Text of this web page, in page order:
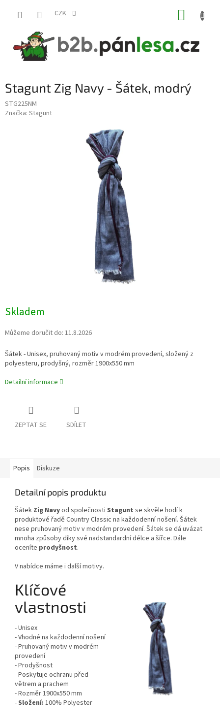
CZK
Stagunt Zig Navy - Šátek, modrý
STG225NM
Značka: Stagunt
Skladem
Můžeme doručit do: 11.8.2026
Šátek - Unisex, pruhovaný motivv modrém provedení, složený z
polyesteru, prodyšný, rozměr 1900x550 mm
Detailní informace
ZEPTAT SE SDÍLET
Popis Diskuze
Detailní popis produktu
Šátek Zig Navyod společnosti Stagunt se skvěle hodí k
produktové řadě Country Classic na každodenní nošení. Šátek
nese pruhovaný motiv v modrém provedení. Šátek se dá uvázat
mnoha způsoby díky své nadstandardní délce a šířce. Dále
oceníte prodyšnost.
V nabídce máme i další motivy.
Klíčové
vlastnosti
- Unisex
- Vhodné na každodenní nošení
- Pruhovaný motiv v modrém
provedení
- Prodyšnost
- Poskytuje ochranu před
větrem a prachem
- Rozměr 1900x550 mm
-Složení: 100% Polyester